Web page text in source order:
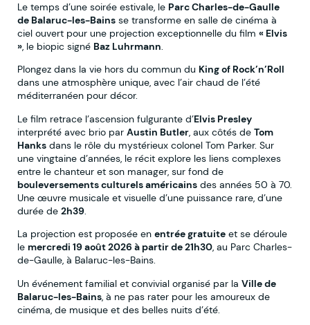
Le temps d’une soirée estivale, le Parc Charles-de-Gaulle
de Balaruc-les-Bains se transforme en salle de cinéma à
ciel ouvert pour une projection exceptionnelle du film « Elvis
», le biopic signé Baz Luhrmann.
Plongez dans la vie hors du commun du King of Rock’n’Roll
dans une atmosphère unique, avec l’air chaud de l’été
méditerranéen pour décor.
Le film retrace l’ascension fulgurante d’Elvis Presley
interprété avec brio par Austin Butler, aux côtés de Tom
Hanks dans le rôle du mystérieux colonel Tom Parker. Sur
une vingtaine d’années, le récit explore les liens complexes
entre le chanteur et son manager, sur fond de
bouleversements culturels américains des années 50 à 70.
Une œuvre musicale et visuelle d’une puissance rare, d’une
durée de 2h39.
La projection est proposée en entrée gratuite et se déroule
le mercredi 19 août 2026 à partir de 21h30, au Parc Charles-
de-Gaulle, à Balaruc-les-Bains.
Un événement familial et convivial organisé par la Ville de
Balaruc-les-Bains , à ne pas rater pour les amoureux de
cinéma, de musique et des belles nuits d’été.